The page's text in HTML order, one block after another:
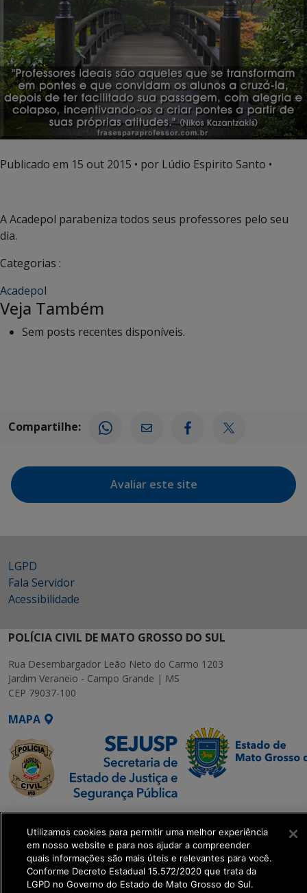
Publicado em 15 out 2015 • por Lúdio Espirito Santo •
A Acadepol parabeniza todos seus professores pelo seu
dia.
Categorias :
Acadepol
Veja Também
Sem posts recentes disponíveis.
Compartilhe:
Avaliar este site
LGPD
Fala Servidor
Acessibilidade
POLÍCIA CIVIL DE MATO GROSSO DO SUL
Rua Desembargador Leão Neto do Carmo 1203
Jardim Veraneio - Campo Grande | MS
CEP 79037-100
MAPA
SETDIG | Secretaria-
Executiva de
Transformação Digital
get_footer();
Utilizamos cookies para permitir uma melhor experiência
em nosso website e para nos ajudar a compreender
quais informações são mais úteis e relevantes para você.
Conforme Decreto Estadual 15.572/2020 que trata da
LGPD no Governo do Estado de Mato Grosso do Sul.